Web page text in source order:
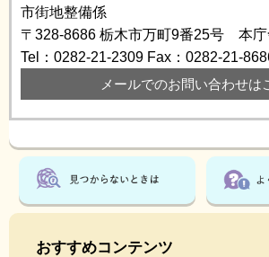
市街地整備係
〒328-8686 栃木市万町9番25号 本庁
Tel：0282-21-2309 Fax：0282-21-
メールでのお問い合わせは
おすすめコンテンツ